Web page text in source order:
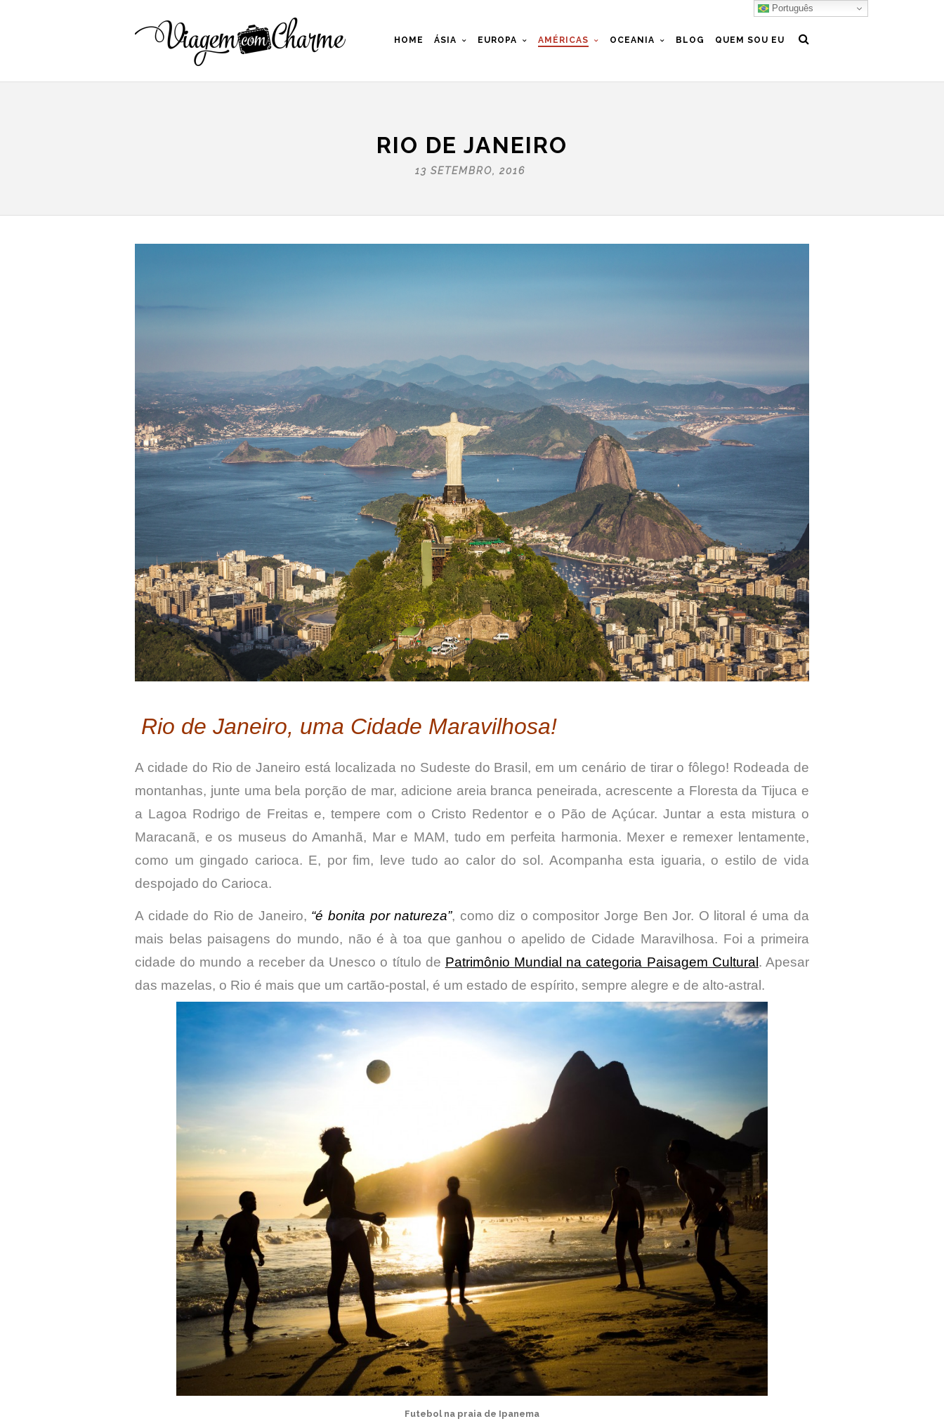
HOME ÁSIA EUROPA AMÉRICAS OCEANIA BLOG QUEM SOU EU
RIO DE JANEIRO
13 SETEMBRO, 2016
Rio de Janeiro, uma Cidade Maravilhosa!
A cidade do Rio de Janeiro está localizada no Sudeste do Brasil, em um cenário de tirar o fôlego! Rodeada de
montanhas, junte uma bela porção de mar, adicione areia branca peneirada, acrescente a Floresta da Tijuca e
a Lagoa Rodrigo de Freitas e, tempere com o Cristo Redentor e o Pão de Açúcar. Juntar a esta mistura o
Maracanã, e os museus do Amanhã, Mar e MAM, tudo em perfeita harmonia. Mexer e remexer lentamente,
como um gingado carioca. E, por fim, leve tudo ao calor do sol. Acompanha esta iguaria, o estilo de vida
despojado do Carioca.
A cidade do Rio de Janeiro, “é bonita por natureza”, como diz o compositor Jorge Ben Jor. O litoral é uma da
mais belas paisagens do mundo, não é à toa que ganhou o apelido de Cidade Maravilhosa. Foi a primeira
cidade do mundo a receber da Unesco o título de Patrimônio Mundial na categoria Paisagem Cultural . Apesar
das mazelas, o Rio é mais que um cartão-postal, é um estado de espírito, sempre alegre e de alto-astral.
Futebol na praia de Ipanema
Português